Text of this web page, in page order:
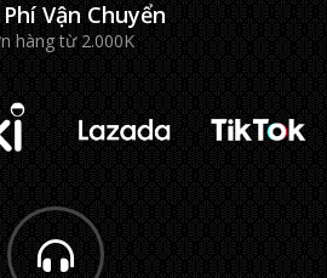
Vận Chuyển
hàng từ 2.000K